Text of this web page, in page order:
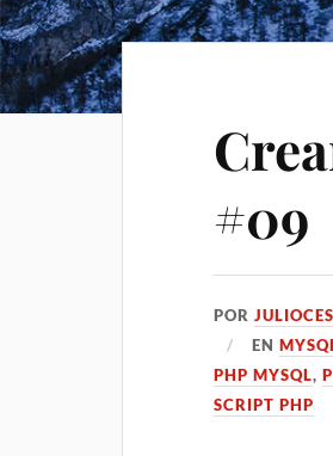
#09
POR
EN
PHP MYSQL,
SCRIPT PHP